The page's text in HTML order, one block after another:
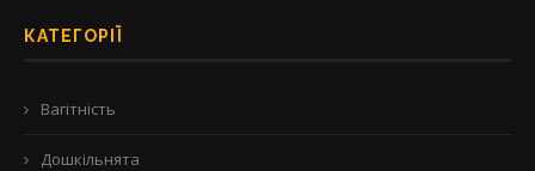
КАТЕГОРІЇ
Вагітність
Дошкільнята